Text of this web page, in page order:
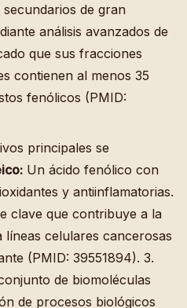
de gran
análisis avanzados de
que sus fracciones
contienen al menos 35
fenólicos (PMID:
principales se
Un ácido fenólico con
y antiinflamatorias.
clave que contribuye a la
celulares cancerosas
(PMID: 39551894). 3.
de biomoléculas
de procesos biológicos